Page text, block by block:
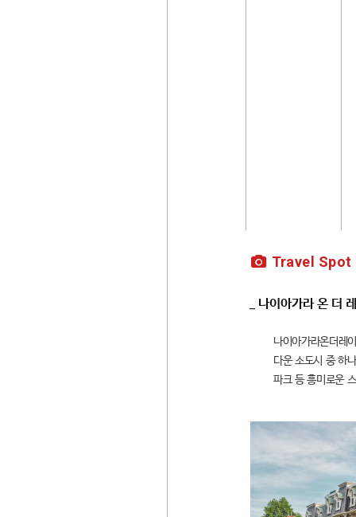
Travel Spot
_ 나이아가라 온 더
나이아가라온더레
다운 소도시 중 하
파크 등 흥미로운